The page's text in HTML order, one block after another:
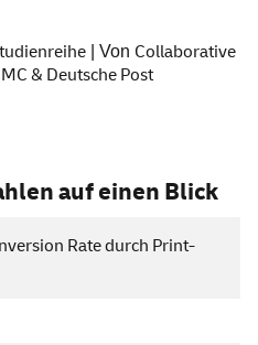
| Von Collaborative
& Deutsche Post
auf einen Blick
Rate durch Print-